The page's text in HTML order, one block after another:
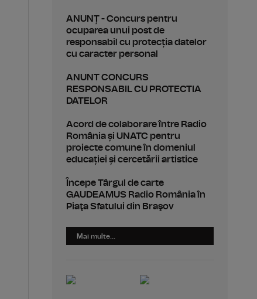
ANUNȚ - Concurs pentru
ocuparea unui post de
responsabil cu protecția datelor
cu caracter personal
ANUNT CONCURS
RESPONSABIL CU PROTECTIA
DATELOR
Acord de colaborare între Radio
România și UNATC pentru
proiecte comune în domeniul
educației și cercetării artistice
Începe Târgul de carte
GAUDEAMUS Radio România în
Piaţa Sfatului din Braşov
Mai multe...